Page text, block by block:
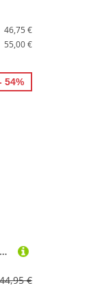
46,75 €
55,00 €
Hummel Damen Hmlgo Cotton Pant Woman Hose, Marine, XL EU
44,95 €
54%